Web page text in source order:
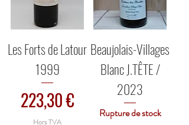
Les Forts de Latour
1999
Prix
223,30 €
Hors TVA
Beaujolais-Villages
Blanc J.TÊTE /
2023
Rupture de stock